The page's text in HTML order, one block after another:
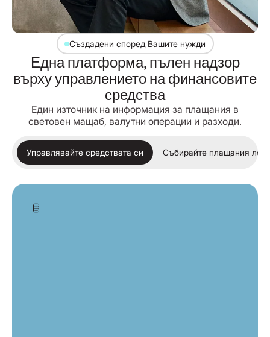
Създадени според Вашите нужди
Една платформа, пълен надзор
върху управлението на финансовите
средства
Един източник на информация за плащания в
световен мащаб, валутни операции и разходи.
Управлявайте средствата си Събирайте плащания